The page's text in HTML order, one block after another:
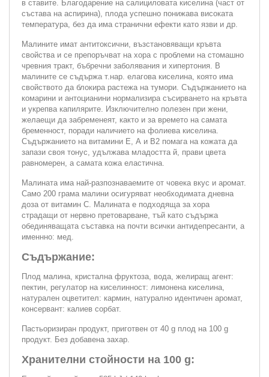
в ставите. Благодарение на салициловата киселина (част от
състава на aспирина), плода успешно понижава високата
температура, без да има странични ефекти като язви и др.
Малините имат антитоксични, възстановяващи кръвта
свойства и се препоръчват на хора с проблеми на стомашно
чревния тракт, бъбречни заболявания и хипертония. В
малините се съдържа т.нар. елагова киселина, която има
свойството да блокира растежа на тумори. Съдържанието на
комарини и антоцианини нормализира съсирването на кръвта
и укрепва капилярите. Изключително полезен при жени,
желаещи да забременеят, както и за времето на самата
бременност, поради наличието на фолиева киселина.
Съдържанието на витамини Е, А и В2 помага на кожата да
запази своя тонус, удължава младостта й, прави цвета
равномерен, а самата кожа еластична.
Малината има най-разпознаваемите от човека вкус и аромат.
Само 200 грама малини осигуряват необходимата дневна
доза от витамин C. Малината е подходяща за хора
страдащи от нервно претоварване, тъй като съдържа
обединяващата съставка на почти всички антидепресанти, а
именнно: мед.
Съдържание:
Плод малина, кристална фруктоза, вода, желиращ агент:
пектин, регулатор на киселинност: лимонена киселина,
натурален оцветител: кармин, натурално идентичен аромат,
консервант: калиев сорбат.
Пастьоризиран продукт, приготвен от 40 g плод на 100 g
продукт. Без добавена захар.
Хранителни стойности на 100 g: